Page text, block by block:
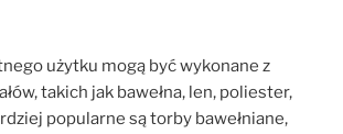
użytku mogą być wykonane z
takich jak bawełna, len, poliester,
popularne są torby bawełniane,